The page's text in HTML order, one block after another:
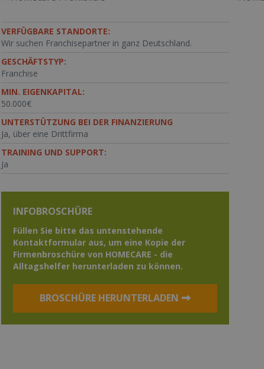
VERFÜGBARE STANDORTE:
Wir suchen Franchisepartner in ganz Deutschland.
GESCHÄFTSTYP:
Franchise
MIN. EIGENKAPITAL:
50.000€
UNTERSTÜTZUNG BEI DER FINANZIERUNG
Ja, über eine Drittfirma
TRAINING UND SUPPORT:
Ja
INFOBROSCHÜRE
Füllen Sie bitte das untenstehende
Kontaktformular aus, um eine Kopie der
Firmenbroschüre von HOMECARE - die
Alltagshelfer herunterladen zu können.
BROSCHÜRE HERUNTERLADEN